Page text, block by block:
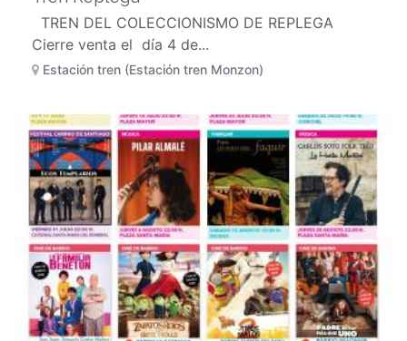
TREN DEL COLECCIONISMO DE REPLEGA
Cierre venta el día 4 de...
Estación tren (Estación tren Monzon)